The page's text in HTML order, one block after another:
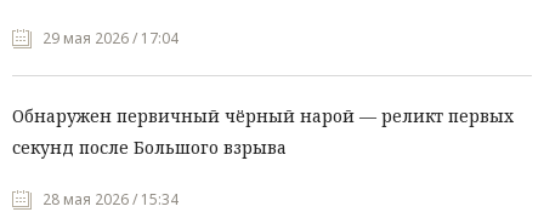
29 мая 2026 / 17:04
Обнаружен первичный чёрный нарой — реликт первых
секунд после Большого взрыва
28 мая 2026 / 15:34